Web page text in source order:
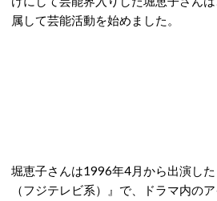
属して芸能活動を始めました。
堀恵子さんは1996年4月から出演し
（フジテレビ系）』で、ドラマ内の